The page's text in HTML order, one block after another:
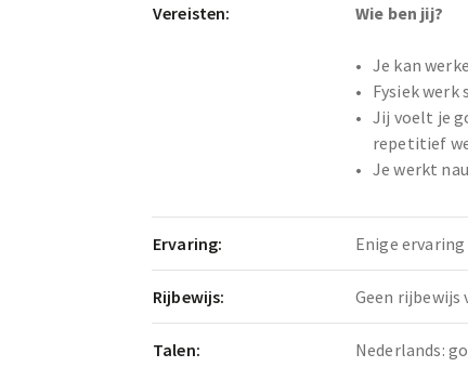
Vereisten: Wie ben jij?
Je kan
Fysiek
Jij voelt je
repetitief
Je werkt
Ervaring: Enige
Rijbewijs: Geen rijbewijs
Talen: Nederlands: